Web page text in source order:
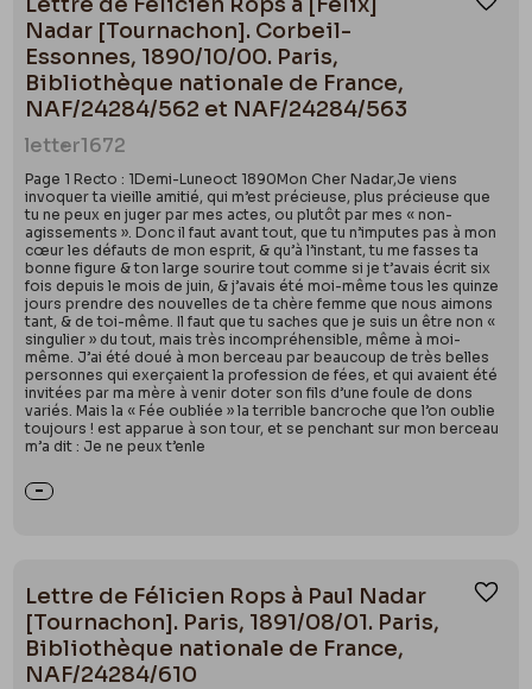
Nadar [Tournachon]. Corbeil-
Essonnes, 1890/10/00. Paris,
Bibliothèque nationale de France,
NAF/24284/562 et NAF/24284/563
letter1672
Page 1 Recto : 1Demi-Luneoct 1890Mon Cher Nadar,Je viens
invoquer ta vieille amitié, qui m’est précieuse, plus précieuse que
tu ne peux en juger par mes actes, ou plutôt par mes « non-
agissements ». Donc il faut avant tout, que tu n’imputes pas à mon
cœur les défauts de mon esprit, & qu’à l’instant, tu me fasses ta
bonne figure & ton large sourire tout comme si je t’avais écrit six
fois depuis le mois de juin, & j’avais été moi-même tous les quinze
jours prendre des nouvelles de ta chère femme que nous aimons
tant, & de toi-même. Il faut que tu saches que je suis un être non «
singulier » du tout, mais très incompréhensible, même à moi-
même. J’ai été doué à mon berceau par beaucoup de très belles
personnes qui exerçaient la profession de fées, et qui avaient été
invitées par ma mère à venir doter son fils d’une foule de dons
variés. Mais la « Fée oubliée » la terrible bancroche que l’on oublie
toujours ! est apparue à son tour, et se penchant sur mon berceau
m’a dit : Je ne peux t’enle
Lettre de Félicien Rops à Paul Nadar
[Tournachon]. Paris, 1891/08/01. Paris,
Bibliothèque nationale de France,
NAF/24284/610